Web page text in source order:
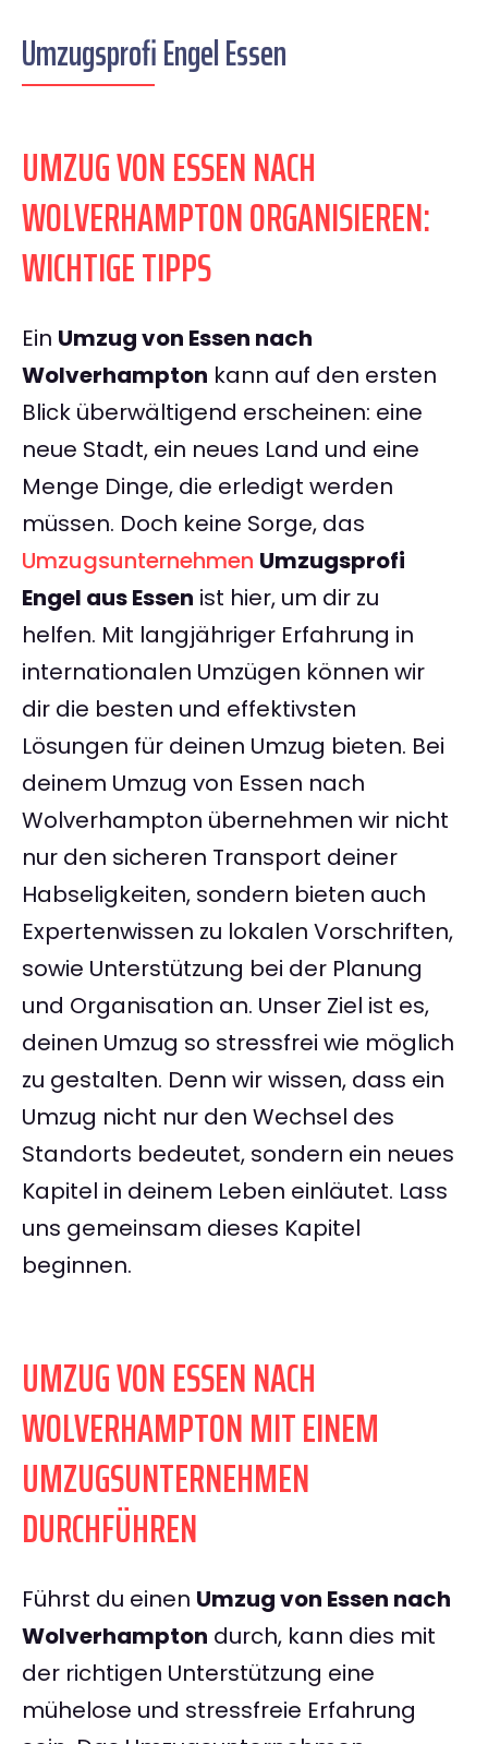
Umzugsprofi Engel Essen
UMZUG VON ESSEN NACH
WOLVERHAMPTON ORGANISIEREN:
WICHTIGE TIPPS
Ein Umzug von Essen nach
Wolverhampton kann auf den ersten
Blick überwältigend erscheinen: eine
neue Stadt, ein neues Land und eine
Menge Dinge, die erledigt werden
müssen. Doch keine Sorge, das
Umzugsunternehmen Umzugsprofi
Engel aus Essen ist hier, um dir zu
helfen. Mit langjähriger Erfahrung in
internationalen Umzügen können wir
dir die besten und effektivsten
Lösungen für deinen Umzug bieten. Bei
deinem Umzug von Essen nach
Wolverhampton übernehmen wir nicht
nur den sicheren Transport deiner
Habseligkeiten, sondern bieten auch
Expertenwissen zu lokalen Vorschriften,
sowie Unterstützung bei der Planung
und Organisation an. Unser Ziel ist es,
deinen Umzug so stressfrei wie möglich
zu gestalten. Denn wir wissen, dass ein
Umzug nicht nur den Wechsel des
Standorts bedeutet, sondern ein neues
Kapitel in deinem Leben einläutet. Lass
uns gemeinsam dieses Kapitel
beginnen.
UMZUG VON ESSEN NACH
WOLVERHAMPTON MIT EINEM
UMZUGSUNTERNEHMEN
DURCHFÜHREN
Führst du einen Umzug von Essen nach
Wolverhampton durch, kann dies mit
der richtigen Unterstützung eine
mühelose und stressfreie Erfahrung